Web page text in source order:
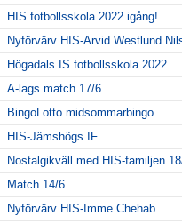
HIS fotbollsskola 2022 igång!
Nyförvärv HIS-Arvid Westlund
Högadals IS fotbollsskola 2022
A-lags match 17/6
BingoLotto midsommarbingo
HIS-Jämshögs IF
Nostalgikväll med HIS-familjen
Match 14/6
Nyförvärv HIS-Imme Chehab